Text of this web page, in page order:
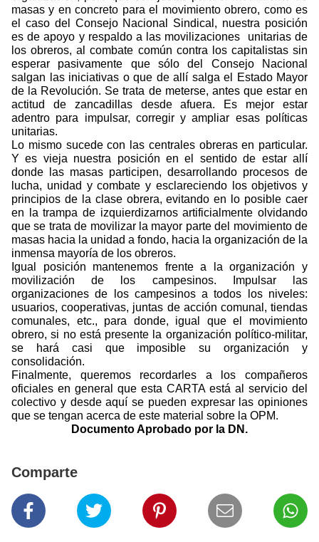
masas y en concreto para el movimiento obrero, como es
el caso del Consejo Nacional Sindical, nuestra posición
es de apoyo y respaldo a las movilizaciones
unitarias de
los obreros, al combate común contra los capitalistas sin
esperar pasivamente que sólo del Consejo Nacional
salgan las iniciativas o que de allí salga el Estado Mayor
de la Revolución. Se trata de meterse, antes que estar en
actitud de zancadillas desde afuera. Es mejor estar
adentro para impulsar, corregir y ampliar esas políticas
unitarias.
Lo mismo sucede con las centrales obreras en particular.
Y es vieja nuestra posición en el sentido de estar allí
donde las masas participen, desarrollando procesos de
lucha, unidad y combate y esclareciendo los objetivos y
principios de la clase obrera, evitando en lo posible caer
en la trampa de izquierdizarnos artificialmente olvidando
que se trata de movilizar la mayor parte del movimiento de
masas hacia la unidad a fondo, hacia la organización de la
inmensa mayoría de los obreros.
Igual posición mantenemos frente a la organización y
movilización de los campesinos. Impulsar las
organizaciones de los campesinos a todos los niveles:
usuarios, cooperativas, juntas de acción comunal, tiendas
comunales, etc., para donde, igual que el movimiento
obrero, si no está presente la organización político-militar,
se hará casi que imposible su organización y
consolidación.
Finalmente, queremos recordarles a los compañeros
oficiales en general que esta CARTA está al servicio del
colectivo y desde aquí se pueden expresar las opiniones
que se tengan acerca de este material sobre la OPM.
Documento Aprobado por la DN.
Comparte